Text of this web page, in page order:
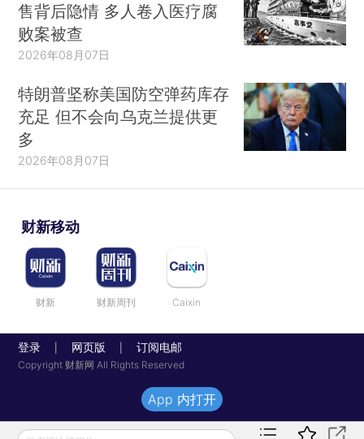
售背后隐情 多人卷入医疗腐
败案被查
2026年08月07日
特朗普坚称美国防空弹药库存
充足 但不会向乌克兰提供更
多
2026年08月07日
财新移动
财新 财新周刊 Caixin
登录 网页版 订阅电邮
Copyright 财新网 All Rights Reserved
App 内打开